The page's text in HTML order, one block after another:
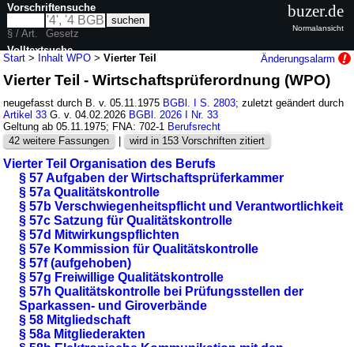
Start > Inhalt WPO >Vierter Teil Änderungsalarm
Vierter Teil - Wirtschaftsprüferordnung (WPO)
neugefasst durch B. v. 05.11.1975 BGBl. I S. 2803; zuletzt geändert durch
Artikel 33 G. v. 04.02.2026 BGBl. 2026 I Nr. 33
Geltung ab 05.11.1975; FNA: 702-1 Berufsrecht
42 weitere Fassungen
| wird in 153 Vorschriften zitiert
Vierter Teil Organisation des Berufs
§ 57 Aufgaben der Wirtschaftsprüferkammer
§ 57a Qualitätskontrolle
§ 57b Verschwiegenheitspflicht und Verantwortlichkeit
§ 57c Satzung für Qualitätskontrolle
§ 57d Mitwirkungspflichten
§ 57e Kommission für Qualitätskontrolle
§ 57f (aufgehoben)
§ 57g Freiwillige Qualitätskontrolle
§ 57h Qualitätskontrolle bei Prüfungsstellen der
Sparkassen- und Giroverbände
§ 58 Mitgliedschaft
§ 58a Mitgliederakten
Vorschriftensuche
§ / Art.
Gesetz
Volltextsuche
nur in WPO
buzer.de
Normalansicht